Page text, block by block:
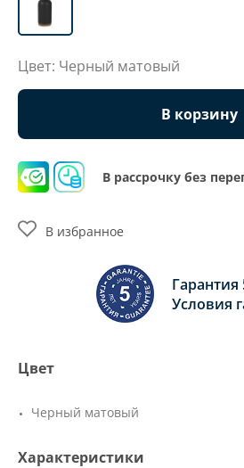
Цвет: Черный матовый
В корзину
В рассрочку без
Гарантия
Условия
В избранное
Цвет
Черный матовый
Характеристики